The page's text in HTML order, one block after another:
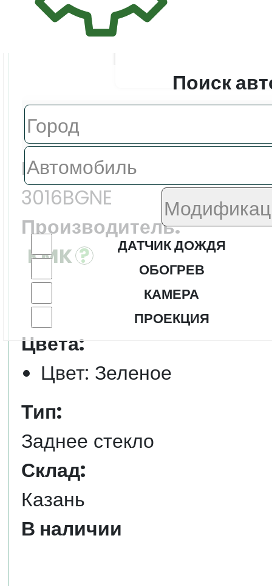
Поиск
ДАТЧИК ДОЖДЯ
ОБОГРЕВ
КАМЕРА
ПРОЕКЦИЯ
Цена:
Еврокод:
3016BGNE
Производитель:
KMK
Цвета:
Цвет: Зеленое
Тип:
Заднее стекло
Склад:
Казань
В наличии